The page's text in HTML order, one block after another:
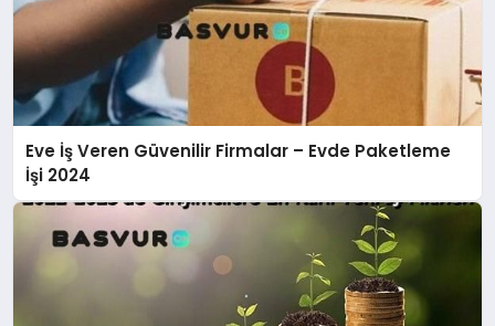
Eve İş Veren Güvenilir Firmalar – Evde Paketleme
İşi 2024